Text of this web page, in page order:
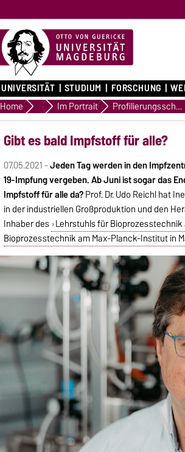
UNIVERSITÄT STUDIUM FORSCHUNG
Home Universität
Im Portrait Profilierungsschwerpunkte
Gibt es bald Impfstoff für alle?
07.05.2021 -Jeden Tag werden in den
19-Impfung vergeben. Ab Juni ist sogar das
Impfstoff für alle da?Prof. Dr. Udo Reichl hat
in der industriellen Großproduktion und den
Inhaber des Lehrstuhls für
Bioprozesstechnik am Max-Planck-Institut in